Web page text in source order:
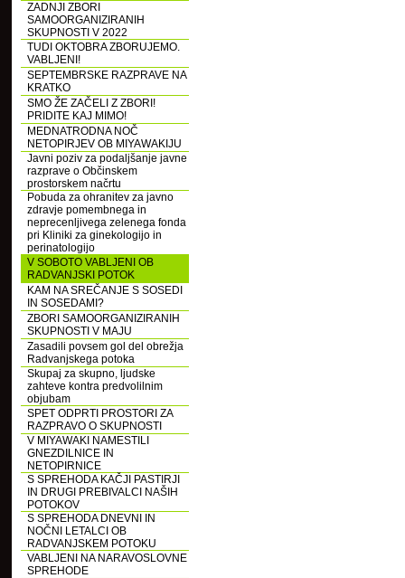
ZADNJI ZBORI
SAMOORGANIZIRANIH
SKUPNOSTI V 2022
TUDI OKTOBRA ZBORUJEMO.
VABLJENI!
SEPTEMBRSKE RAZPRAVE NA
KRATKO
SMO ŽE ZAČELI Z ZBORI!
PRIDITE KAJ MIMO!
MEDNATRODNA NOČ
NETOPIRJEV OB MIYAWAKIJU
Javni poziv za podaljšanje javne
razprave o Občinskem
prostorskem načrtu
Pobuda za ohranitev za javno
zdravje pomembnega in
neprecenljivega zelenega fonda
pri Kliniki za ginekologijo in
perinatologijo
V SOBOTO VABLJENI OB
RADVANJSKI POTOK
KAM NA SREČANJE S SOSEDI
IN SOSEDAMI?
ZBORI SAMOORGANIZIRANIH
SKUPNOSTI V MAJU
Zasadili povsem gol del obrežja
Radvanjskega potoka
Skupaj za skupno, ljudske
zahteve kontra predvolilnim
objubam
SPET ODPRTI PROSTORI ZA
RAZPRAVO O SKUPNOSTI
V MIYAWAKI NAMESTILI
GNEZDILNICE IN
NETOPIRNICE
S SPREHODA KAČJI PASTIRJI
IN DRUGI PREBIVALCI NAŠIH
POTOKOV
S SPREHODA DNEVNI IN
NOČNI LETALCI OB
RADVANJSKEM POTOKU
VABLJENI NA NARAVOSLOVNE
SPREHODE